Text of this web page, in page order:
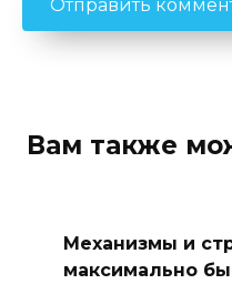
Вам также
Механизмы и
максимально